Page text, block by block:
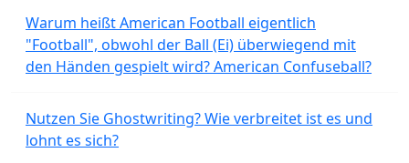
Warum heißt American Football eigentlich
"Football", obwohl der Ball (Ei) überwiegend mit
den Händen gespielt wird? American Confuseball?
Nutzen Sie Ghostwriting? Wie verbreitet ist es und
lohnt es sich?